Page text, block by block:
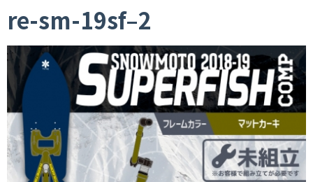
re-sm-19sf–2